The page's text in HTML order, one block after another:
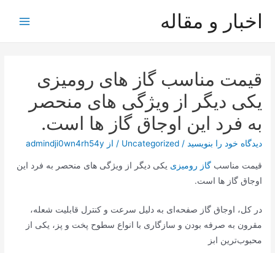
اخبار و مقاله
قیمت مناسب گاز های رومیزی
یکی دیگر از ویژگی های منحصر
به فرد این اوجاق گاز ها است.
دیدگاه‌ خود را بنویسید /
Uncategorized / از admindji0wn4rh54y
قیمت مناسبگاز رومیزی یکی دیگر از ویژگی های منحصر به فرد این
اوجاق گاز ها است.
در کل، اوجاق گاز صفحه‌ای به دلیل سرعت و کنترل قابلیت شعله،
مقرون به صرفه بودن و سازگاری با انواع سطوح پخت و پز، یکی از
محبوب‌ترین ابز